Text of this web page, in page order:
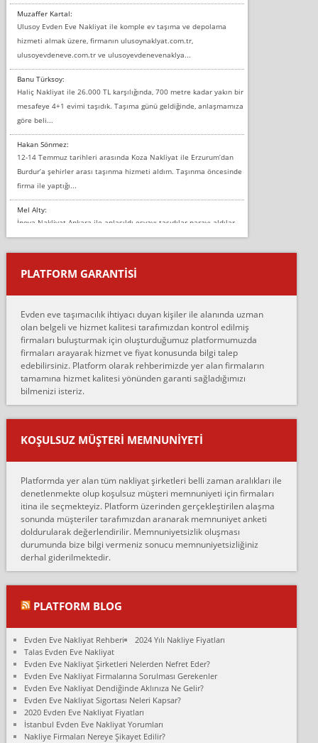
Muzaffer Kartal:
Ulusoy Evden Eve Nakliyat ile komple ev taşıma ve depolama
hizmeti almak üzere, firmanın ulusoynaklyat.com.tr,
ulusoyevdeneve.com.tr ve ulusoyevdenevenaklya...
Banu Türksoy:
Haliç Nakliyat ile 26.000 TL karşılığında, 700 metre kadar yakın bir
mesafeye 4+1 evimi taşıdık. Taşıma günü geldiğinde, anlaşmamıza
göre beli...
Hakan Sönmez:
12-14 Temmuz tarihleri arasında Koza Nakliyat ile Erzurum’dan
Burdur’a şehirler arası taşınma hizmeti aldım. Taşınma öncesinde
firma ile yaptığı...
Mel Alty:
İnova Nakliyat Ankara ile anlaşıldı eşyayı taşıdılar parayı aldılar.
Salon duvarına bir baktım birisi boydan alüminyum renkli bantı
yapıştırm...
Murat:
çalıştıklarını, müş...
Ahmet:
Lüleburgaz güngünes evden eve naklyat eşyalarımı taşımak için
anlaştık sabah eve geldiklerinde de eşyalarımı düzgün şekilde
sarcaz demelerine r...
mehmet güldü:
Ankara ALİCANLAR NAKLİYAT Tutarsız ve ticari ahlak problemleri
var verdikleri fiyat teklifini arttırdılar. Sonrasında taşıma gününde
oldukça tutarsı...
Ankara Alicanlar naklyat tel 5465524025. 2600 TL'ye ankaradan
Konya ya Alicanlar naklyat la anlaştık bu şahıs evin taşınacağı gün
fiyatın mazoto gele...
Fatih kokmese:
Diyarbakır dan eşyamı getirtmek için anlaştım sözleşme yaptım.
Son anda fiyat artırdılar.. mecburiyetten tasittim.. bu kişiler ağrılı
Ali:
olduk. Asansörlü dediler sonra uraya asansör kurulmaz dediler
fark istediler. ortada asa...
Nimet:
Ben 2021 Ağustos ilk haftası Evimi taşıdım yani İstanbul'un bir
Mahallesi'nden bir başka Mahallesi'ne yani Ümraniye bölgesinde
oturuyorum önceleri ara...
Nimet Köse:
PLATFORM GARANTİSİ
Evden eve taşımacılık ihtiyacı duyan kişiler ile alanında uzman
olan belgeli ve hizmet kalitesi tarafımızdan kontrol edilmiş
firmaları buluşturmak için oluşturduğumuz platformumuzda
firmaları arayarak hizmet ve fiyat konusunda bilgi talep
edebilirsiniz. Platform olarak rehberimizde yer alan firmaların
tamamına hizmet kalitesi yönünden garanti sağladığımızı
bilmenizi isteriz.
KOŞULSUZ MÜŞTERI MEMNUNIYETI
Platformda yer alan tüm nakliyat şirketleri belli zaman aralıkları ile
denetlenmekte olup koşulsuz müşteri memnuniyeti için firmaları
itina ile seçmekteyiz. Platform üzerinden gerçekleştirilen alaşma
sonunda müşteriler tarafımızdan aranarak memnuniyet anketi
doldurularak değerlendirilir. Memnuniyetsizlik oluşması
durumunda bize bilgi vermeniz sonucu memnuniyetsizliğiniz
derhal giderilmektedir.
PLATFORM BLOG
Evden Eve Nakliyat Rehberi
2024 Yılı Nakliye Fiyatları
Talas Evden Eve Nakliyat
Evden Eve Nakliyat Şirketleri Nelerden Nefret Eder?
Evden Eve Nakliyat Firmalarına Sorulması Gerekenler
Evden Eve Nakliyat Dendiğinde Aklınıza Ne Gelir?
Evden Eve Nakliyat Sigortası Neleri Kapsar?
2020 Evden Eve Nakliyat Fiyatları
İstanbul Evden Eve Nakliyat Yorumları
Nakliye Firmaları Nereye Şikayet Edilir?